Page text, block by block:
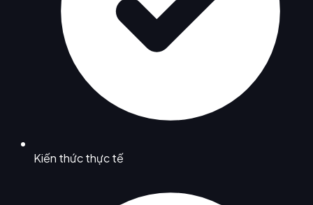
Kiến thức thực tế